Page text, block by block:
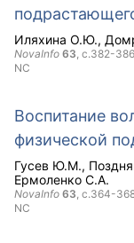
Иляхина О.Ю.
NovaInfo 63, с.382-
NC
Воспитание
физической
Гусев Ю.М.
Ермоленко С.А.
NovaInfo 63, с.364-
NC